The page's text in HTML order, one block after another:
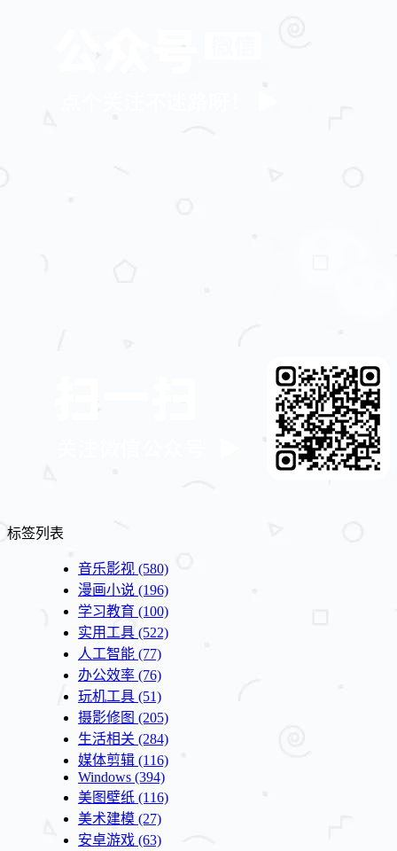
标签列表
音乐影视 (580)
漫画小说 (196)
学习教育 (100)
实用工具 (522)
人工智能 (77)
办公效率 (76)
玩机工具 (51)
摄影修图 (205)
生活相关 (284)
媒体剪辑 (116)
Windows (394)
美图壁纸 (116)
美术建模 (27)
安卓游戏 (63)